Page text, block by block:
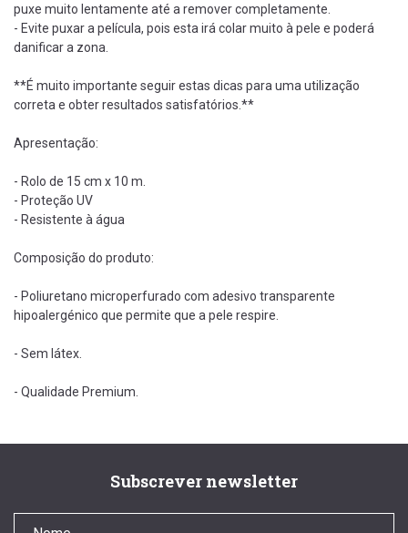
puxe muito lentamente até a remover completamente.
- Evite puxar a película, pois esta irá colar muito à pele e poderá
danificar a zona.
**É muito importante seguir estas dicas para uma utilização
correta e obter resultados satisfatórios.**
Apresentação:
- Rolo de 15 cm x 10 m.
- Proteção UV
- Resistente à água
Composição do produto:
- Poliuretano microperfurado com adesivo transparente
hipoalergénico que permite que a pele respire.
- Sem látex.
- Qualidade Premium.
Subscrever newsletter